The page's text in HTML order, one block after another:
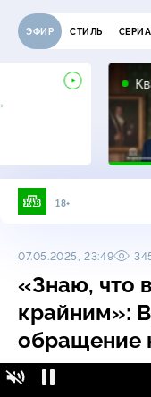
ЭФИР СТИЛЬ
18+
07.05.2025, 23:49
«Знаю, что
крайним»:
обращение